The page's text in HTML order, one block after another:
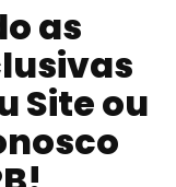
as
Site ou